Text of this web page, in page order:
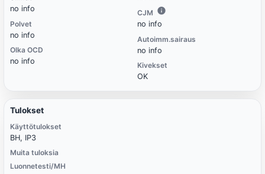
no info
Polvet
no info
Olka OCD
no info
CJM
no info
Autoimm.sairaus
no info
Kivekset
OK
Tulokset
Käyttötulokset
BH, IP3
Muita tuloksia
Luonnetesti/MH